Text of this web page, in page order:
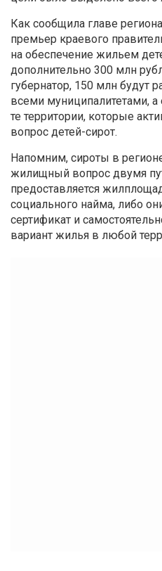
Как сообщила главе
премьер краевого
на обеспечение жильем
дополнительно 300 млн
губернатор, 150 млн будут
всеми муниципалитетами,
те территории, которые
вопрос детей-сирот.
Напомним, сироты в
жилищный вопрос двумя
предоставляется
социального найма, либо
сертификат и
вариант жилья в любой